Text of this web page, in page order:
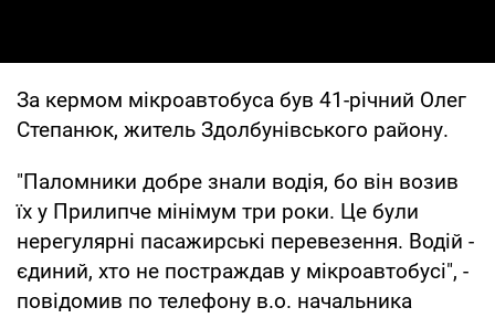
За кермом мікроавтобуса був 41-річний Олег
Степанюк, житель Здолбунівського району.
"Паломники добре знали водія, бо він возив
їх у Прилипче мінімум три роки. Це були
нерегулярні пасажирські перевезення. Водій -
єдиний, хто не постраждав у мікроавтобусі", -
повідомив по телефону в.о. начальника